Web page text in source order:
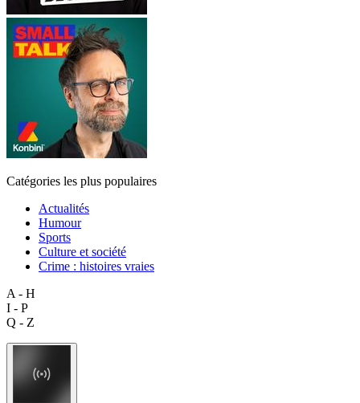
Catégories les plus populaires
Actualités
Humour
Sports
Culture et société
Crime : histoires vraies
A - H
I - P
Q - Z